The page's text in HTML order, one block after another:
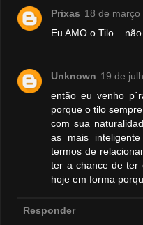
Prixas 18 de
Eu AMO o Tilo...
Unknown 19 de
então eu venho
porque o tilo
com sua
as mais
termos de
ter a chance de ter
hoje em forma
Responder